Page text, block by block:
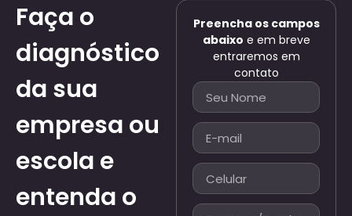
Faça o
diagnóstico
da sua
empresa ou
escola e
entenda o
Preencha os campos
abaixo e em breve
entraremos em
contato